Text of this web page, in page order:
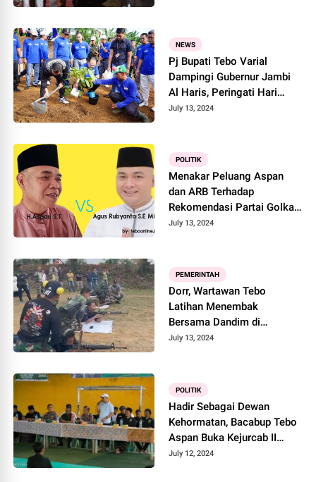
NEWS
Pj Bupati Tebo Varial
Dampingi Gubernur Jambi
Al Haris, Peringati Hari
Lingkungan Hidup Sedunia
July 13, 2024
POLITIK
Menakar Peluang Aspan
dan ARB Terhadap
Rekomendasi Partai Golkar
Untuk Pilbup Tebo 2024
July 13, 2024
PEMERINTAH
Dorr, Wartawan Tebo
Latihan Menembak
Bersama Dandim di
Lapangan Tembak Kompi
July 13, 2024
POLITIK
Hadir Sebagai Dewan
Kehormatan, Bacabup Tebo
Aspan Buka Kejurcab II
Pagar Nusa 2024
July 12, 2024